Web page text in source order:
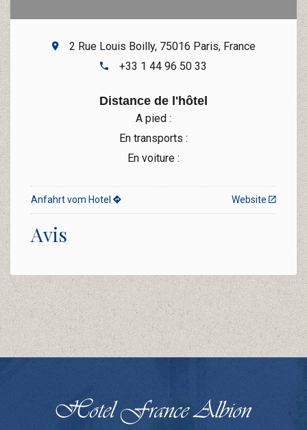
2 Rue Louis Boilly, 75016 Paris, France
+33 1 44 96 50 33
Distance de l'hôtel
A pied :
En transports :
En voiture :
Website
Anfahrt vom Hotel
Avis